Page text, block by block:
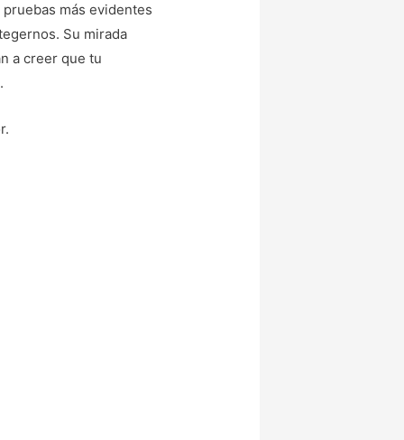
más evidentes
Su mirada
a creer que tu